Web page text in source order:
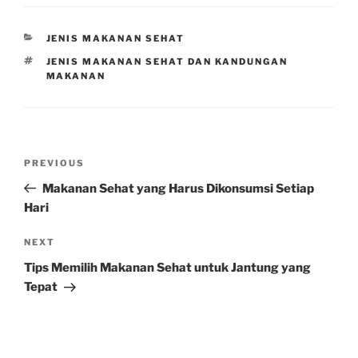
CATEGORIES
JENIS MAKANAN SEHAT
TAGS
JENIS MAKANAN SEHAT DAN KANDUNGAN
MAKANAN
Previous
Post
PREVIOUS
Makanan Sehat yang Harus Dikonsumsi Setiap
Hari
Next
Post
NEXT
Tips Memilih Makanan Sehat untuk Jantung yang
Tepat